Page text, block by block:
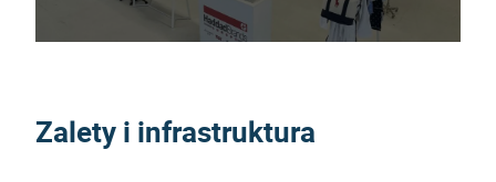
Zalety i infrastruktura